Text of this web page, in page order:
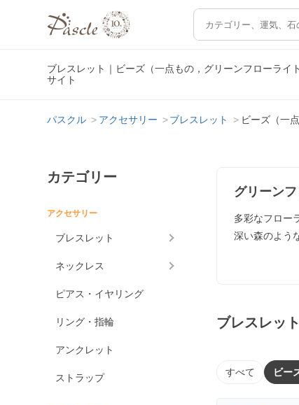
ブレスレット｜ビーズ（一点もの，グリーンフローラ
サイト
パスクル アクセサリー ブレスレット ビーズ（一
カテゴリー
アクセサリー
ブレスレット
ネックレス
ピアス・イヤリング
リング・指輪
アンクレット
ストラップ
グリーン
多彩なフロー
深い森のよう
ブレスレッ
すべて ビー